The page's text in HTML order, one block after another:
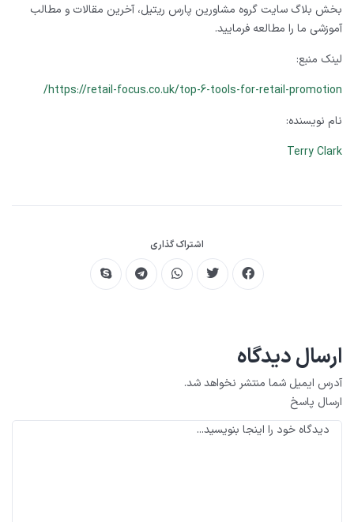
بخش بلاگ سایت گروه مشاورین پارس ریتیل، آخرین مقالات و مطالب
آموزشی ما را مطالعه فرمایید.
لینک منبع:
https://retail-focus.co.uk/top-6-tools-for-retail-promotion
/
نام نویسنده:
Terry Clark
اشتراک گذاری
ارسال دیدگاه
آدرس ایمیل شما منتشر نخواهد شد.
ارسال پاسخ